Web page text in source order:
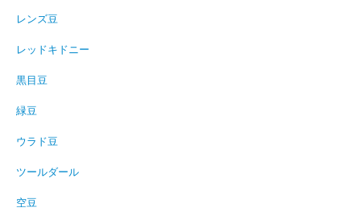
レンズ豆
レッドキドニー
黒目豆
緑豆
ウラド豆
ツールダール
空豆